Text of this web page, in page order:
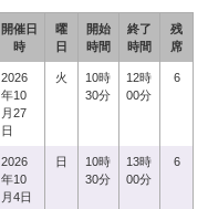
開催日
時
曜
日
開始
時間
終了
時間
残
席
2026
年10
月27
日
火
10時
30分
12時
00分
6
2026
年10
月4日
日
10時
30分
13時
00分
6